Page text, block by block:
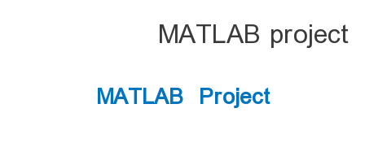
MATLAB project
MATLAB Project